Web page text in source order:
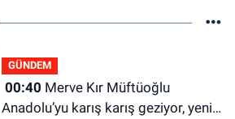
GÜNDEM
00:40
Anadolu’yu karış karış geziyor, yeni